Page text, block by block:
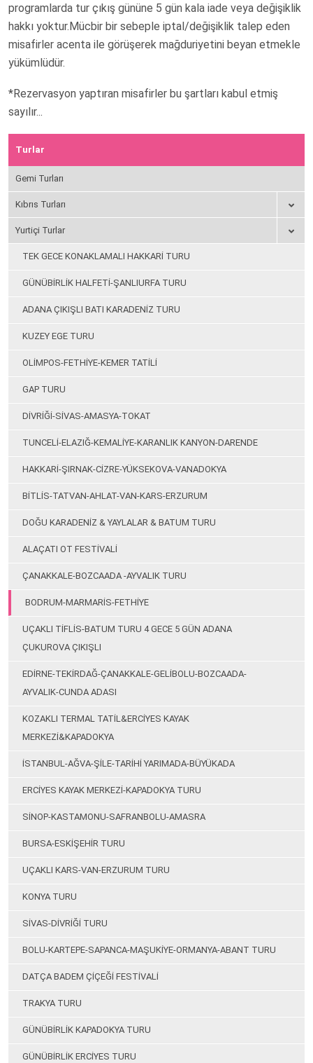
Turlar
Gemi Turları
Kıbrıs Turları
Yurtiçi Turlar
TEK GECE KONAKLAMALI HAKKARİ TURU
GÜNÜBİRLİK HALFETİ-ŞANLIURFA TURU
ADANA ÇIKIŞLI BATI KARADENİZ TURU
KUZEY EGE TURU
OLİMPOS-FETHİYE-KEMER TATİLİ
GAP TURU
DİVRİĞİ-SİVAS-AMASYA-TOKAT
TUNCELİ-ELAZIĞ-KEMALİYE-KARANLIK KANYON-DARENDE
HAKKARİ-ŞIRNAK-CİZRE-YÜKSEKOVA-VANADOKYA
BİTLİS-TATVAN-AHLAT-VAN-KARS-ERZURUM
DOĞU KARADENİZ & YAYLALAR & BATUM TURU
ALAÇATI OT FESTİVALİ
ÇANAKKALE-BOZCAADA -AYVALIK TURU
BODRUM-MARMARİS-FETHİYE
UÇAKLI TİFLİS-BATUM TURU 4 GECE 5 GÜN ADANA
ÇUKUROVA ÇIKIŞLI
EDİRNE-TEKİRDAĞ-ÇANAKKALE-GELİBOLU-BOZCAADA-
AYVALIK-CUNDA ADASI
KOZAKLI TERMAL TATİL&ERCİYES KAYAK
MERKEZİ&KAPADOKYA
İSTANBUL-AĞVA-ŞİLE-TARİHİ YARIMADA-BÜYÜKADA
ERCİYES KAYAK MERKEZİ-KAPADOKYA TURU
SİNOP-KASTAMONU-SAFRANBOLU-AMASRA
BURSA-ESKİŞEHİR TURU
UÇAKLI KARS-VAN-ERZURUM TURU
KONYA TURU
SİVAS-DİVRİĞİ TURU
BOLU-KARTEPE-SAPANCA-MAŞUKİYE-ORMANYA-ABANT TURU
DATÇA BADEM ÇİÇEĞİ FESTİVALİ
TRAKYA TURU
GÜNÜBİRLİK KAPADOKYA TURU
GÜNÜBİRLİK ERCİYES TURU
programlarda tur çıkış gününe 5 gün kala iade veya değişiklik
hakkı yoktur.Mücbir bir sebeple iptal/değişiklik talep eden
misafirler acenta ile görüşerek mağduriyetini beyan etmekle
yükümlüdür.
*Rezervasyon yaptıran misafirler bu şartları kabul etmiş
sayılır...